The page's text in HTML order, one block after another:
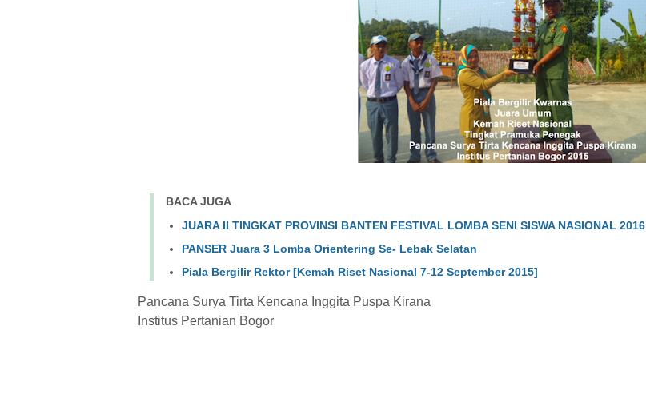
BACA JUGA
JUARA II TINGKAT PROVINSI BANTEN FESTIVAL LOMBA SENI SISWA NASIONAL 2016
PANSER Juara 3 Lomba Orientering Se- Lebak Selatan
Piala Bergilir Rektor [Kemah Riset Nasional 7-12 September 2015]
Pancana Surya Tirta Kencana Inggita Puspa Kirana
Institus Pertanian Bogor